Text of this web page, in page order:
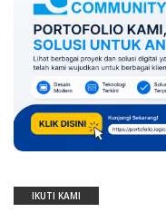
IKUTI KAMI